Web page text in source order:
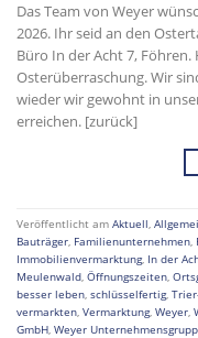
Das Team von Weyer
2026. Ihr seid an den
Büro In der Acht 7,
Osterüberraschung. Wir
wieder wir gewohnt in
erreichen. [zurück]
Veröffentlicht am Aktuell
Bauträger Familienunternehmen
Immobilienvermarktung, In der
Meulenwald Öffnungszeiten
besser leben schlüsselfertig,
vermarkten Vermarktung, Weyer
GmbH Weyer